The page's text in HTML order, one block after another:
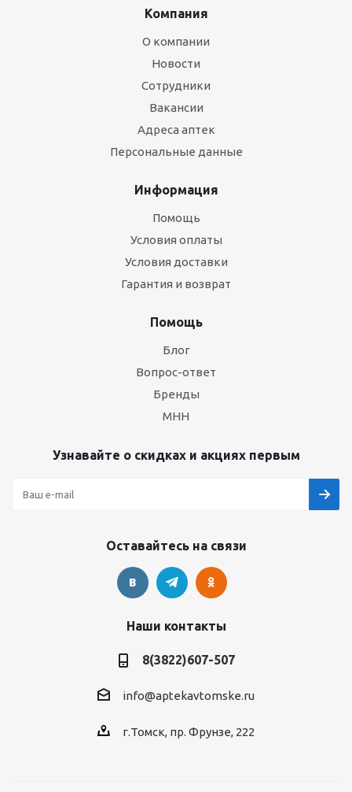
Компания
О компании
Новости
Сотрудники
Вакансии
Адреса аптек
Персональные данные
Информация
Помощь
Условия оплаты
Условия доставки
Гарантия и возврат
Помощь
Блог
Вопрос-ответ
Бренды
МНН
Узнавайте о скидках и акциях первым
Оставайтесь на связи
Наши контакты
8(3822)607-507
info@aptekavtomske.ru
г.Томск, пр. Фрунзе, 222